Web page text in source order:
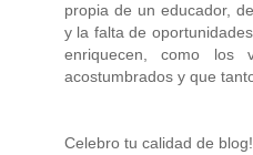
propia de un educador,
y la falta de
enriquecen, como
acostumbrados y que
Celebro tu calidad de blog!